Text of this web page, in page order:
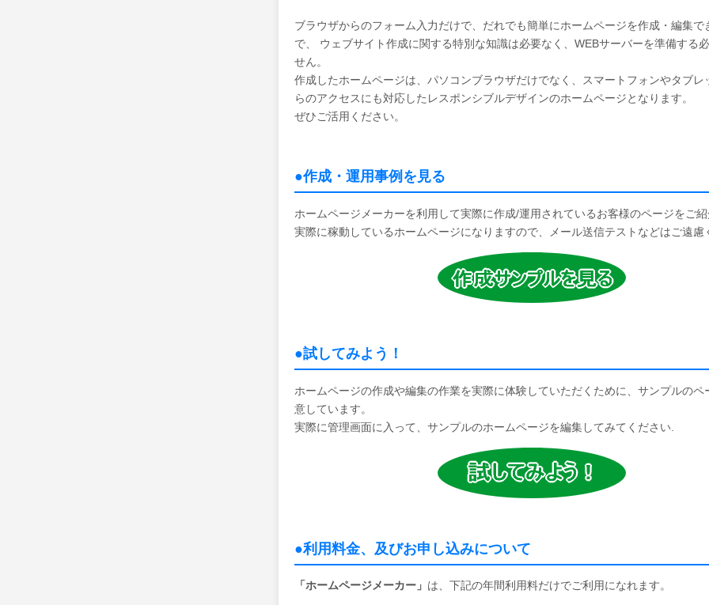
ブラウザからのフォーム入力だけで、だれでも簡単にホームページを作成・編集で
で、 ウェブサイト作成に関する特別な知識は必要なく、WEBサーバーを準備する
せん。
作成したホームページは、パソコンブラウザだけでなく、スマートフォンやタブレ
らのアクセスにも対応したレスポンシブルデザインのホームページとなります。
ぜひご活用ください。
●作成・運用事例を見る
ホームページメーカーを利用して実際に作成/運用されているお客様のページをご紹
実際に稼動しているホームページになりますので、メール送信テストなどはご遠慮
●試してみよう！
ホームページの作成や編集の作業を実際に体験していただくために、サンプルのペ
意しています。
実際に管理画面に入って、サンプルのホームページを編集してみてください.
●利用料金、及びお申し込みについて
「ホームページメーカー」 は、下記の年間利用料だけでご利用になれます。